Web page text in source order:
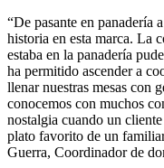
“De pasante en panadería
historia en esta marca. La
estaba en la panadería
ha permitido ascender a
llenar nuestras mesas con
conocemos con muchos
nostalgia cuando un
plato favorito de un
Guerra, Coordinador de